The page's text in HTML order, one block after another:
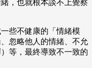
，也就根本談不上覺察
些不健康的「情緒模
忽略他人的情緒、不允
等，最終導致不一致的